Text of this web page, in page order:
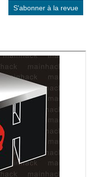
S'abonner à la revue